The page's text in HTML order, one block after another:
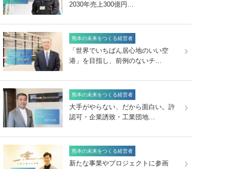
2030年売上300億円…
熊本の未来をつくる経営者
「世界でいちばん居心地のいい空
港」を目指し、前例のないチ…
熊本の未来をつくる経営者
大手がやらない、だから面白い。許
認可・企業誘致・工業団地…
熊本の未来をつくる経営者
新たな事業やプロジェクトに参画